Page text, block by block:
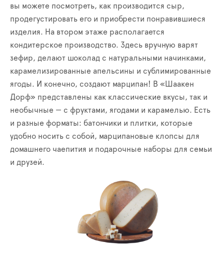
вы можете посмотреть, как производится сыр,
продегустировать его и приобрести понравившиеся
изделия. На втором этаже располагается
кондитерское производство. Здесь вручную варят
зефир, делают шоколад с натуральными начинками,
карамелизированные апельсины и сублимированные
ягоды. И конечно, создают марципан! В «Шаакен
Дорф» представлены как классические вкусы, так и
необычные — с фруктами, ягодами и карамелью. Есть
и разные форматы: батончики и плитки, которые
удобно носить с собой, марципановые клопсы для
домашнего чаепития и подарочные наборы для семьи
и друзей.